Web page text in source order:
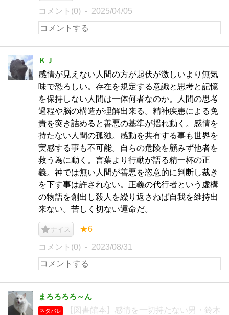
コメント(0) 2025/04/05
ＫＪ
感情が見えない人間の方が起伏が激しいより無気
味で恐ろしい。存在を規定する意識と思考と記憶
を保持しない人間は一体何者なのか。人間の思考
過程や脳の構造が理解出来る。精神疾患による免
責を突き詰めると善悪の基準が揺れ動く。感情を
持たない人間の孤独。感動を共有する事も世界を
実感する事も不可能。自らの危険を顧みず他者を
救う為に動く。言葉より行動が語る精一杯の正
義。神では無い人間が善悪を恣意的に判断し裁き
を下す事は許されない。正義の代行者という虚構
の物語を創出し殺人を繰り返さねば自我を維持出
来ない。苦しく切ない運命だ。
ナイス ★6
コメント(0) 2023/08/31
まろろろろ～ん
ネタバレ
【図書館本】感情を一切持たない男・鈴木